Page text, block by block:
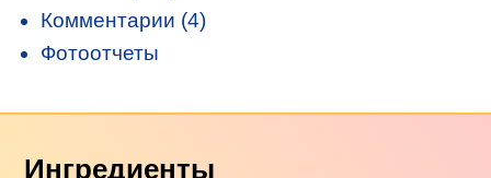
Комментарии (4)
Фотоотчеты
Ингредиенты